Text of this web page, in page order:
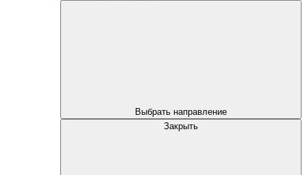
Выбрать направление
Закрыть